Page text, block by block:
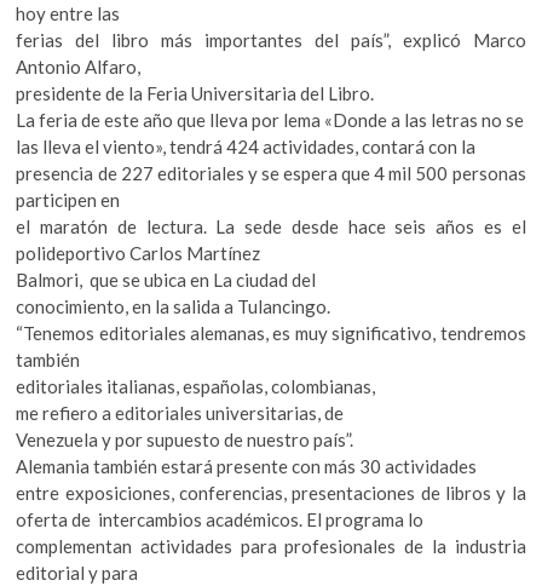
hoy entre las
ferias del libro más importantes del país”, explicó Marco
Antonio Alfaro,
presidente de la Feria Universitaria del Libro.
La feria de este año que lleva por lema «Donde a las letras no se
las lleva el viento», tendrá 424 actividades, contará con la
presencia de 227 editoriales y se espera que 4 mil 500 personas
participen en
el maratón de lectura. La sede desde hace seis años es el
polideportivo Carlos Martínez
Balmori, que se ubica en La ciudad del
conocimiento, en la salida a Tulancingo.
“Tenemos editoriales alemanas, es muy significativo, tendremos
también
editoriales italianas, españolas, colombianas,
me refiero a editoriales universitarias, de
Venezuela y por supuesto de nuestro país”.
Alemania también estará presente con más 30 actividades
entre exposiciones, conferencias, presentaciones de libros y la
oferta de intercambios académicos. El programa lo
complementan actividades para profesionales de la industria
editorial y para